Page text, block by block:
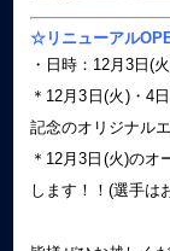
☆リニューアル
・日時：12月3日(
＊12月3日(火)・4
記念のオリジナル
＊12月3日(火)の
します！！(選手は